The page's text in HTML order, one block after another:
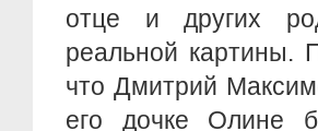
отце и других
реальной картины.
что Дмитрий
его дочке Олине